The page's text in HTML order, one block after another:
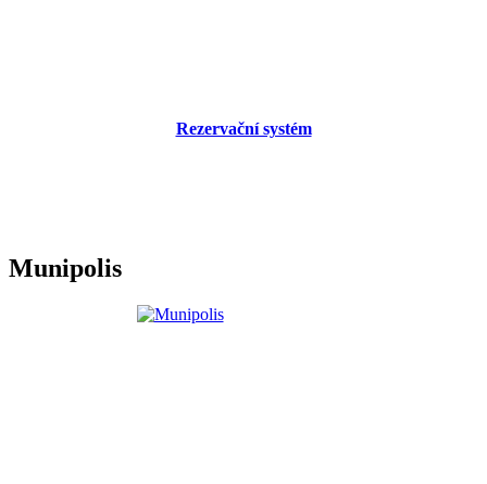
Rezervační systém
Munipolis